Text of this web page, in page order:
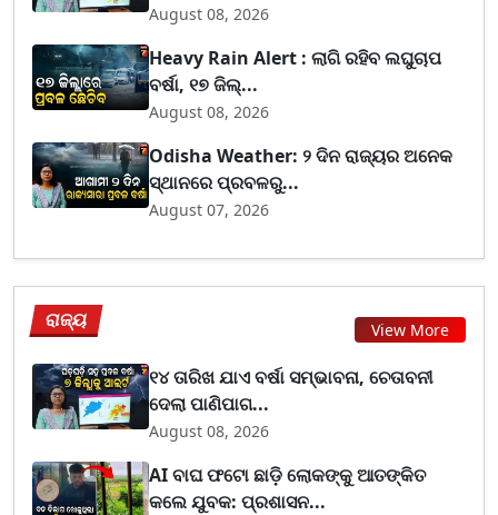
August 08, 2026
Heavy Rain Alert : ଲାଗି ରହିବ ଲଘୁଚାପ
ବର୍ଷା, ୧୭ ଜିଲ୍...
August 08, 2026
Odisha Weather: ୨ ଦିନ ରାଜ୍ୟର ଅନେକ
ସ୍ଥାନରେ ପ୍ରବଳରୁ...
August 07, 2026
ରାଜ୍ୟ View More
୧୪ ତାରିଖ ଯାଏ ବର୍ଷା ସମ୍ଭାବନା, ଚେତାବନୀ
ଦେଲା ପାଣିପାଗ...
August 08, 2026
AI ବାଘ ଫଟୋ ଛାଡ଼ି ଲୋକଙ୍କୁ ଆତଙ୍କିତ
କଲେ ଯୁବକ: ପ୍ରଶାସନ...